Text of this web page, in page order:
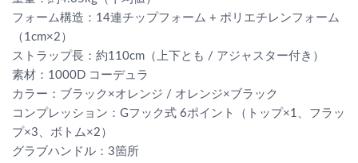
フォーム構造：14連チップフォーム + ポリエチレンフォーム
（1cm×2）
ストラップ長：約110cm（上下とも / アジャスター付き）
素材：1000D コーデュラ
カラー：ブラック×オレンジ / オレンジ×ブラック
コンプレッション：Gフック式 6ポイント（トップ×1、フラッ
プ×3、ボトム×2）
グラブハンドル：3箇所